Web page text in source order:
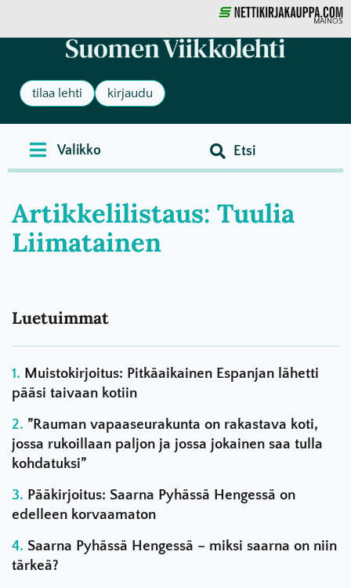
MAINOS
tilaa lehti kirjaudu
Artikkelilistaus: Tuulia
Liimatainen
Luetuimmat
Muistokirjoitus: Pitkäaikainen Espanjan lähetti
pääsi taivaan kotiin
”Rauman vapaaseurakunta on rakastava koti,
jossa rukoillaan paljon ja jossa jokainen saa tulla
kohdatuksi”
Pääkirjoitus: Saarna Pyhässä Hengessä on
edelleen korvaamaton
Saarna Pyhässä Hengessä – miksi saarna on niin
tärkeä?